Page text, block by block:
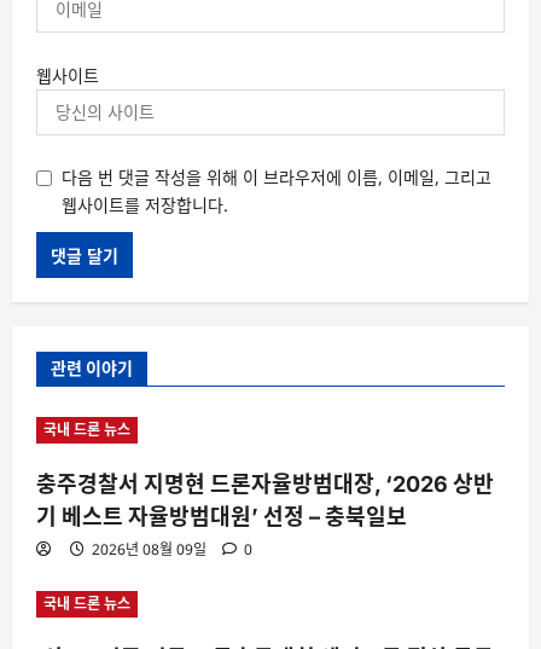
웹사이트
다음 번 댓글 작성을 위해 이 브라우저에 이름, 이메일, 그리고
웹사이트를 저장합니다.
관련 이야기
국내 드론 뉴스
충주경찰서 지명현 드론자율방범대장, ‘2026 상반
기 베스트 자율방범대원’ 선정 – 충북일보
2026년 08월 09일 0
국내 드론 뉴스